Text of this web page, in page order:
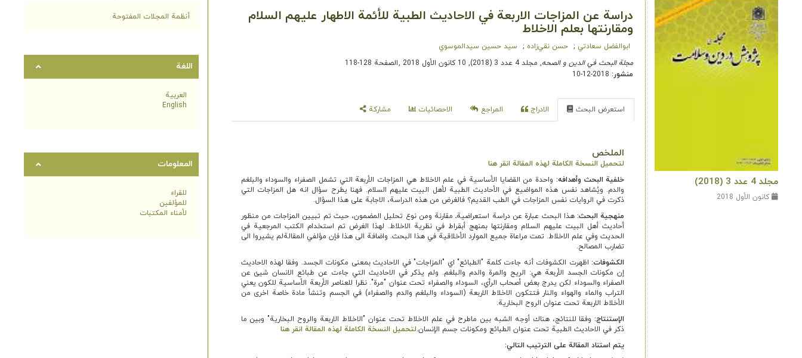
مجلد 4 عدد 3 (2018)
كانون الأول 2018
دراسة عن المزاجات الاربعة في الاحاديث الطبية للأئمة الاطهار عليهم السلام
ومقارنتها بعلم الاخلاط
ابوالفضل سعادتي حسن نقي‌زاده
سید حسین سیدالموسوي
مجلة البحث في الدین و الصحه, مجلد 4 عدد 3 (2018), 10 كانون الأول 2018 ,الصفحة 128-118
منشور:2018-12-10
استعرض البحث الادراج المراجع الاحصائيات مشاركة
الملخص
لتحميل النسخة الكاملة لهذه المقالة انقر هنا
خلفية البحث وأهدافه: واحدة من القضايا الأساسية في علم الاخلاط هي المزاجات الأربعة التي تشمل الصفراء والسوداء والبلغم
والدم. ويُشاهد نفس هذه المواضيع في الأحاديث الطبية لأهل البيت عليهم السلام. فهنا يطرح سؤال انه هل المزاجات التي
ذكرت في الروايات نفس المزاجات في الطب القديم؟ فالغرض من هذه الدراسة، الاجابة على هذا السؤال.
منهجية البحث:هذا البحث عبارة عن دراسة استعراضيةـ مقارنة ومن نوع تحليل المضمون، حيث تم تبيين المزاجات من منظور
أحاديث أهل البيت عليهم السلام ومقارنتها بمنهج أبقراط في نظرية الاخلاط. لهذا الغرض تم استخدام الكتب المرجعية في
الحديث وفي علم الاخلاط. تمت مراعاة جميع الموارد الأخلاقية في هذا البحث. واضافة الى هذا فإن مؤلفي المقالةلم يشيروا الى
تضارب المصالح.
الكشوفات:اظهرت الكشوفات أنه جاءت كلمة "الطبائع" اي "المزاجات" في الاحاديث بمعنى مكونات الجسد. وفقا لهذه الاحاديث
إن مكونات الجسد الأربعة هي: الريح والمرة والدم والبلغم. ولم يذكر في الاحاديث التي جاءت عن طبائع الانسان شيئ عن
الصفراء والسوداء لكن يدرج بعض أصحاب الرأي، السوداء والصفراء تحت عنوان "مرة". نظرا للعناصر الأربعة الأساسية للكون يعني
التراب والماء والهواء والنار فتتكون الاخلاط الاربعة (السوداء والبلغم والدم والصفراء) في الجسم وتنشأ مادة خاصة اخرى من
الأخلاط الاربعة تحت عنوان الروح البخارية.
الإستنتاج:وفقا للنتائج، هناك أوجه الشبه بين ماطرح في علم الاخلاط تحت عنوان "الاخلاط الاربعة والروح البخارية" وبين ما
ذكر في الاحاديث الطبية تحت عنوان الطبائع ومكونات جسم الإنسان.لتحميل النسخة الكاملة لهذه المقالة انقر هنا
يتم استناد المقالة على الترتيب التالي:
أنظمة المجلات المفتوحة
اللغة
العربية
English
المعلومات
للقراء
للمؤلفين
لأمناء المكتبات